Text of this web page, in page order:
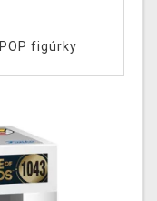
POP figúrky